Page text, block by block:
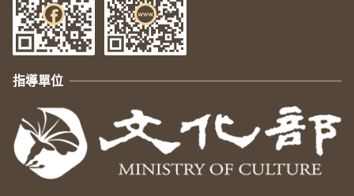
指導單位